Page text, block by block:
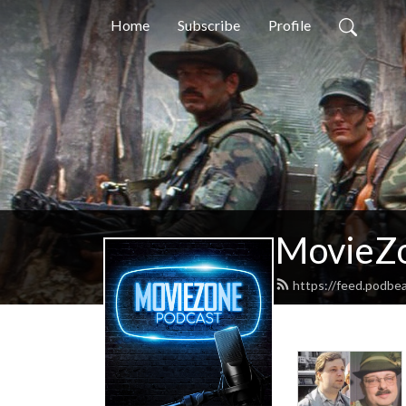
Home Subscribe Profile
https://